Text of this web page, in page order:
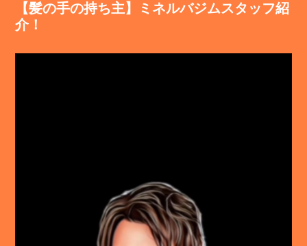
【髪の手の持ち主】ミネルバジムスタッフ紹
介！